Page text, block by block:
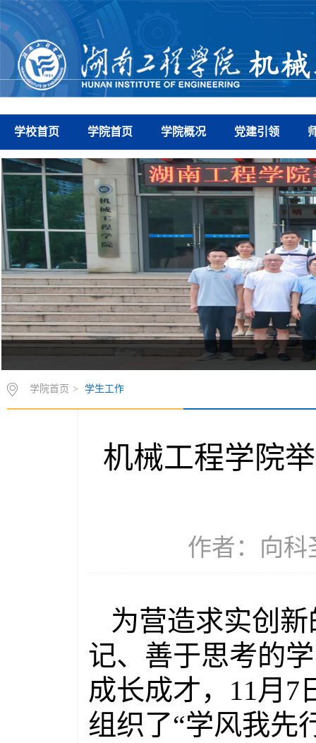
学校首页 学院首页 学院概况 党建引领
学院首页 > 学生工作
机械工程学院
作者：向科
为营造求实创
记、善于思考的
成长成才， 11月 7
组织了“学风我先